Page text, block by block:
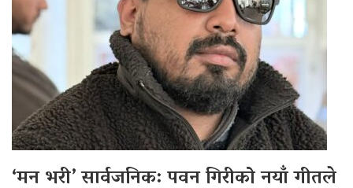
‘मन भरी’ सार्वजनिक: पवन गिरीको नयाँ गीतले